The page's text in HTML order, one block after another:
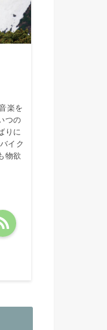
楽を
つの
りに
イク
物欲